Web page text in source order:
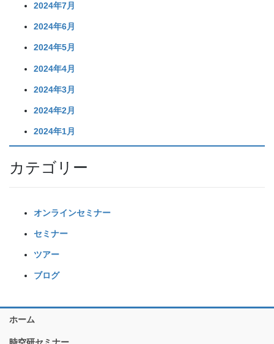
2024年7月
2024年6月
2024年5月
2024年4月
2024年3月
2024年2月
2024年1月
カテゴリー
オンラインセミナー
セミナー
ツアー
ブログ
ホーム